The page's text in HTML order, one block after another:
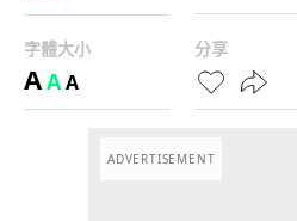
字體大小
AAA
分享
ADVERTISEMENT